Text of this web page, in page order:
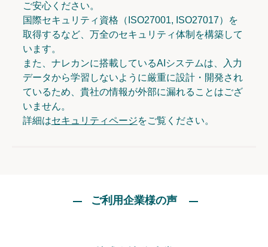
ご安心ください。
国際セキュリティ資格（ISO27001, ISO27017）を
取得するなど、万全のセキュリティ体制を構築して
います。
また、ナレカンに搭載しているAIシステムは、入力
データから学習しないように厳重に設計・開発され
ているため、貴社の情報が外部に漏れることはござ
いません。
詳細はセキュリティページをご覧ください。
ご利用企業様の声